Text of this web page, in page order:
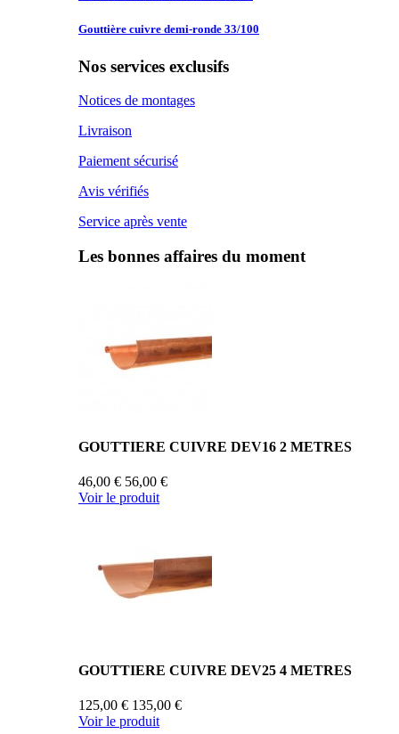
Gouttière cuivre demi-ronde 33/100
Nos services exclusifs
Notices de montages
Livraison
Paiement sécurisé
Avis vérifiés
Service après vente
Les bonnes affaires du moment
GOUTTIERE CUIVRE DEV16 2 METRES
46,00 € 56,00 €
Voir le produit
GOUTTIERE CUIVRE DEV25 4 METRES
125,00 € 135,00 €
Voir le produit